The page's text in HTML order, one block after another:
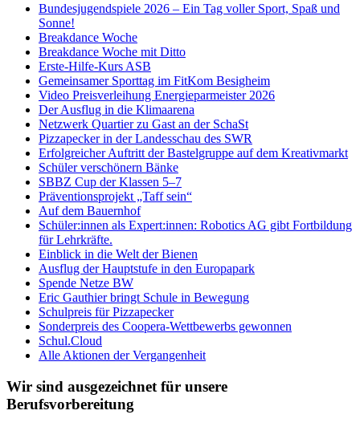
Bundesjugendspiele 2026 – Ein Tag voller Sport, Spaß und
Sonne!
Breakdance Woche
Breakdance Woche mit Ditto
Erste-Hilfe-Kurs ASB
Gemeinsamer Sporttag im FitKom Besigheim
Video Preisverleihung Energieparmeister 2026
Der Ausflug in die Klimaarena
Netzwerk Quartier zu Gast an der SchaSt
Pizzapecker in der Landesschau des SWR
Erfolgreicher Auftritt der Bastelgruppe auf dem Kreativmarkt
Schüler verschönern Bänke
SBBZ Cup der Klassen 5–7
Präventionsprojekt „Taff sein“
Auf dem Bauernhof
Schüler:innen als Expert:innen: Robotics AG gibt Fortbildung
für Lehrkräfte.
Einblick in die Welt der Bienen
Ausflug der Hauptstufe in den Europapark
Spende Netze BW
Eric Gauthier bringt Schule in Bewegung
Schulpreis für Pizzapecker
Sonderpreis des Coopera-Wettbewerbs gewonnen
Schul.Cloud
Alle Aktionen der Vergangenheit
Wir sind ausgezeichnet für unsere
Berufsvorbereitung